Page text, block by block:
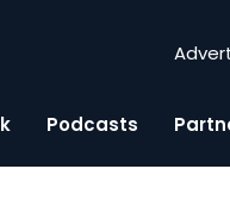
Podcasts